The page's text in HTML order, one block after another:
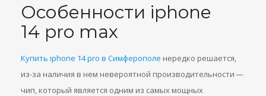
Особенности iphone
14 pro max
Купить iphone 14 pro в Симферополе нередко решается,
из-за наличия в нем невероятной производительности —
чип, который является одним из самых мощных